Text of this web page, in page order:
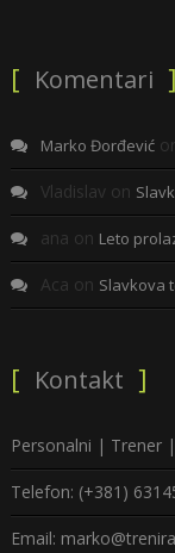
Komentari
Marko Đorđević
Vladislav on
ana on Leto
Aca on Slavkova
Kontakt
Personalni | Trener
Telefon: (+381)
Email: